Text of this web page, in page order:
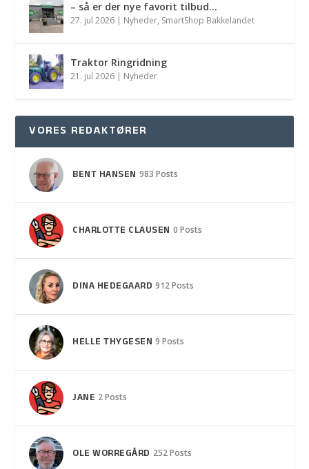
– så er der nye favorit tilbud…
27. jul 2026 | Nyheder, SmartShop Bakkelandet
Traktor Ringridning
21. jul 2026 | Nyheder
VORES REDAKTØRER
BENT HANSEN 983 Posts
CHARLOTTE CLAUSEN 0 Posts
DINA HEDEGAARD 912 Posts
HELLE THYGESEN 9 Posts
JANE 2 Posts
OLE WORREGÅRD 252 Posts